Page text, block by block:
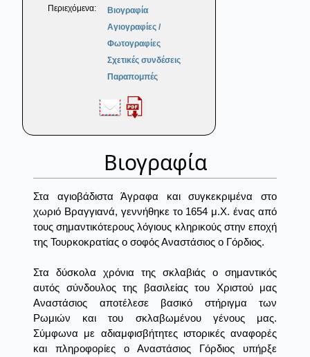
Περιεχόμενα:
Βιογραφία
Αγιογραφίες /
Φωτογραφίες
Σχετικές συνδέσεις
Παραπομπές
Βιογραφία
Στα αγιοβάδιστα Άγραφα και συγκεκριμένα στο
χωριό Βραγγιανά, γεννήθηκε το 1654 μ.Χ. ένας από
τους σημαντικότερους λόγιους κληρικούς στην εποχή
της Τουρκοκρατίας ο σοφός Αναστάσιος ο Γόρδιος.
Στα δύσκολα χρόνια της σκλαβιάς ο σημαντικός
αυτός σύνδουλος της βασιλείας του Χριστού μας
Αναστάσιος αποτέλεσε βασικό στήριγμα των
Ρωμιών και του σκλαβωμένου γένους μας.
Σύμφωνα με αδιαμφισβήτητες ιστορικές αναφορές
και πληροφορίες ο Αναστάσιος Γόρδιος υπήρξε